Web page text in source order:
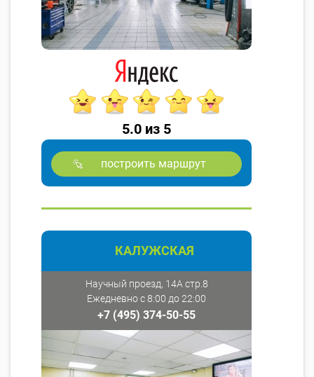
5.0 из 5
построить маршрут
КАЛУЖСКАЯ
Научный проезд, 14А стр.8
Ежедневно с 8:00 до 22:00
+7 (495) 374-50-55